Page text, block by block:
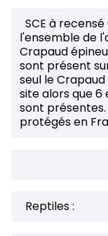
SCE à
l'ensemble de
Crapaud
sont présent
seul le
site alors que 6
sont
protégés en
Reptiles :